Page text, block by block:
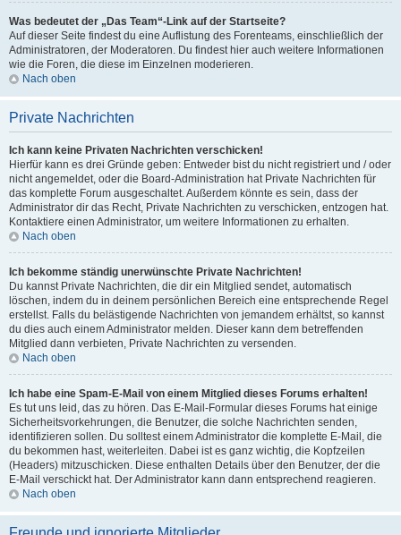
Was bedeutet der „Das Team“-Link auf der Startseite?
Auf dieser Seite findest du eine Auflistung des Forenteams, einschließlich der
Administratoren, der Moderatoren. Du findest hier auch weitere Informationen
wie die Foren, die diese im Einzelnen moderieren.
Nach oben
Private Nachrichten
Ich kann keine Privaten Nachrichten verschicken!
Hierfür kann es drei Gründe geben: Entweder bist du nicht registriert und / oder
nicht angemeldet, oder die Board-Administration hat Private Nachrichten für
das komplette Forum ausgeschaltet. Außerdem könnte es sein, dass der
Administrator dir das Recht, Private Nachrichten zu verschicken, entzogen hat.
Kontaktiere einen Administrator, um weitere Informationen zu erhalten.
Nach oben
Ich bekomme ständig unerwünschte Private Nachrichten!
Du kannst Private Nachrichten, die dir ein Mitglied sendet, automatisch
löschen, indem du in deinem persönlichen Bereich eine entsprechende Regel
erstellst. Falls du belästigende Nachrichten von jemandem erhältst, so kannst
du dies auch einem Administrator melden. Dieser kann dem betreffenden
Mitglied dann verbieten, Private Nachrichten zu versenden.
Nach oben
Ich habe eine Spam-E-Mail von einem Mitglied dieses Forums erhalten!
Es tut uns leid, das zu hören. Das E-Mail-Formular dieses Forums hat einige
Sicherheitsvorkehrungen, die Benutzer, die solche Nachrichten senden,
identifizieren sollen. Du solltest einem Administrator die komplette E-Mail, die
du bekommen hast, weiterleiten. Dabei ist es ganz wichtig, die Kopfzeilen
(Headers) mitzuschicken. Diese enthalten Details über den Benutzer, der die
E-Mail verschickt hat. Der Administrator kann dann entsprechend reagieren.
Nach oben